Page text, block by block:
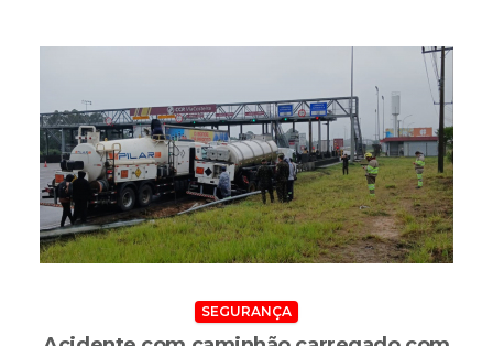
Criciúma, SC - 30/06/2026 - 17H01MIN